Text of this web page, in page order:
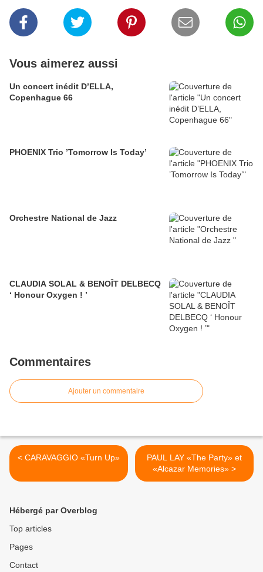
Vous aimerez aussi
Un concert inédit D’ELLA,
Copenhague 66
PHOENIX Trio ’Tomorrow Is Today’
Orchestre National de Jazz
CLAUDIA SOLAL & BENOÎT DELBECQ
‘ Honour Oxygen ! ’
Commentaires
Ajouter un commentaire
< CARAVAGGIO «Turn Up»
PAUL LAY «The Party» et
«Alcazar Memories» >
Hébergé par Overblog
Top articles
Pages
Contact